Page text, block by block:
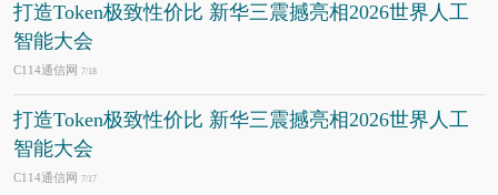
打造Token极致性价比 新华三震撼亮相2026世界人工
智能大会
C114通信网 7/18
打造Token极致性价比 新华三震撼亮相2026世界人工
智能大会
C114通信网 7/17